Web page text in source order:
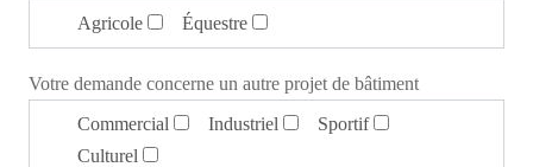
Agricole
Équestre
Votre demande concerne un autre projet de bâtiment
Commercial
Industriel
Sportif
Culturel